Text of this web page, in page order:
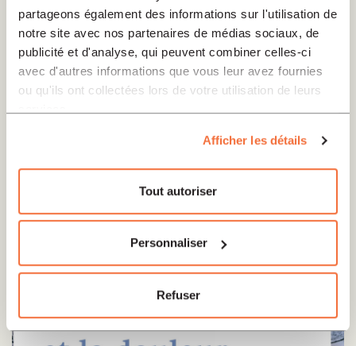
partageons également des informations sur l'utilisation de
notre site avec nos partenaires de médias sociaux, de
publicité et d'analyse, qui peuvent combiner celles-ci
avec d'autres informations que vous leur avez fournies
ou qu'ils ont collectées lors de votre utilisation de leurs
Afficher les détails
Tout autoriser
Personnaliser
Refuser
Tripet Arnaud